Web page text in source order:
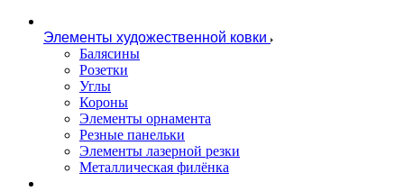
Элементы художественной ковки
Балясины
Розетки
Углы
Короны
Элементы орнамента
Резные панельки
Элементы лазерной резки
Металлическая филёнка